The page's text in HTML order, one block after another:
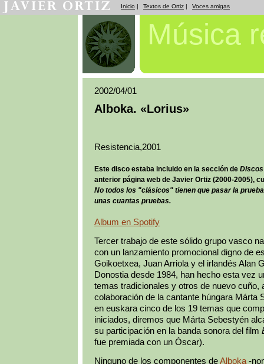
Inicio | Textos de Ortiz | Voces amigas
Música
2002/04/01
Alboka. «Lorius»
Resistencia,2001
Este disco estaba incluido en la sección de
anterior página web de Javier Ortiz (2000-2005),
No todos los "clásicos" tienen que pasar la
unas cuantas pruebas.
Album en Spotify
Tercer trabajo de este sólido grupo vasco
con un lanzamiento promocional digno de
Goikoetxea, Juan Arriola y el irlandés Alan
Donostia desde 1984, han hecho esta vez
temas tradicionales y otros de nuevo cuño,
colaboración de la cantante húngara Márta
en euskara cinco de los 19 temas que
iniciados, diremos que Márta Sebestyén
su participación en la banda sonora del film
fue premiada con un Óscar).
Ninguno de los componentes deAlboka -